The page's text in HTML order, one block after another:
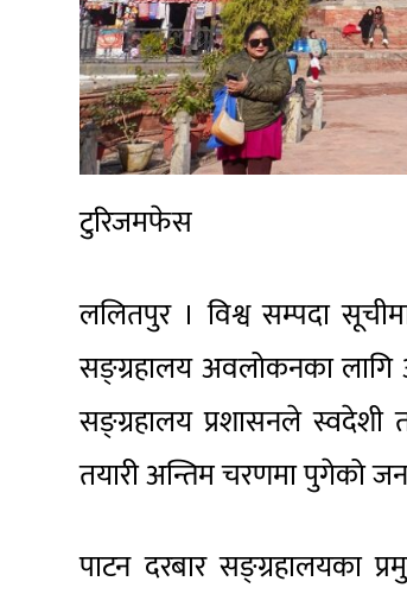
टुरिजमफेस
ललितपुर । विश्व सम्पदा
सङ्ग्रहालय अवलोकनका
सङ्ग्रहालय प्रशासनले स्वदेशी
तयारी अन्तिम चरणमा पुगेको
पाटन दरबार सङ्ग्रहालयका